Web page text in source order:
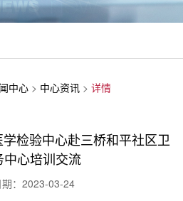
中心 > 中心资讯 > 详情
检验中心赴三桥和平社区卫
中心培训交流
：2023-03-24